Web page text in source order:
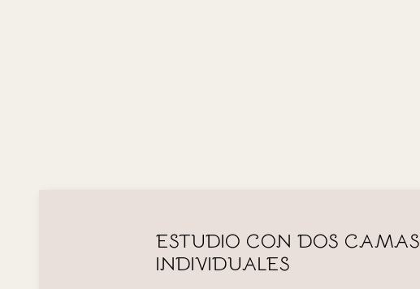
ESTUDIO CON DOS CAMAS
INDIVIDUALES